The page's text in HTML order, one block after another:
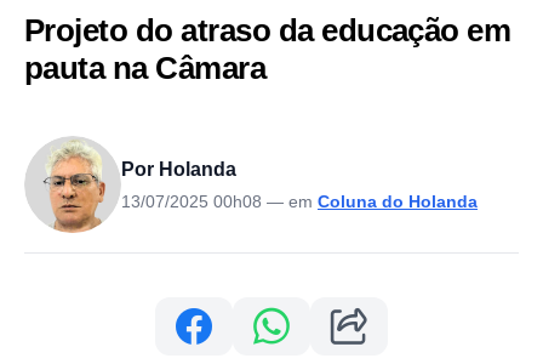
Projeto do atraso da educação em
pauta na Câmara
Por Holanda
13/07/2025 00h08 — em Coluna do Holanda